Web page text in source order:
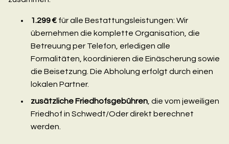
1.299 € für alle Bestattungsleistungen: Wir
übernehmen die komplette Organisation, die
Betreuung per Telefon, erledigen alle
Formalitäten, koordinieren die Einäscherung sowie
die Beisetzung. Die Abholung erfolgt durch einen
lokalen Partner.
zusätzliche Friedhofsgebühren, die vom jeweiligen
Friedhof in Schwedt/Oder direkt berechnet
werden.